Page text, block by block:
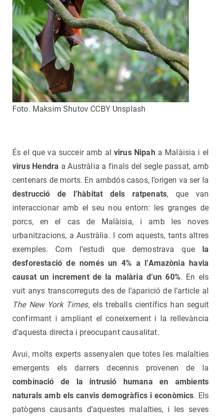
Foto. Maksim Shutov CCBY Unsplash
És el que va succeir amb alvirus Nipaha Malàisia i el
virus Hendra a Austràlia a finals del segle passat, amb
centenars de morts. En ambdós casos, l’origen va ser la
destrucció de l’hàbitat dels ratpenats, que van
interaccionar amb el seu nou entorn: les granges de
porcs, en el cas de Malàisia, i amb les noves
urbanitzacions, a Austràlia. I com aquests, tants altres
exemples. Com l’estudi que demostrava que la
desforestació de només un 4% a l’Amazònia havia
causat un increment de la malària d’un 60%. En els
vuit anys transcorreguts des de l’aparició de l’article al
The New York Times, els treballs científics han seguit
confirmant i ampliant el coneixement i la rellevància
d’aquesta directa i preocupant causalitat.
Avui, molts experts assenyalen que totes les malalties
emergents els darrers decennis provenen de la
combinació de la intrusió humana en ambients
naturals amb els canvis demogràfics i econòmics. Els
patògens causants d’aquestes malalties, i les seves